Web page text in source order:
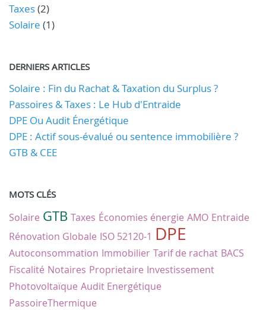
Taxes(2)
Solaire (1)
DERNIERS ARTICLES
Solaire : Fin du Rachat & Taxation du Surplus ?
Passoires & Taxes : Le Hub d'Entraide
DPE Ou Audit Énergétique
DPE : Actif sous-évalué ou sentence immobilière ?
GTB & CEE
MOTS CLÉS
Solaire GTB Taxes Économies énergie AMO Entraide
Rénovation Globale ISO 52120-1 DPE
Autoconsommation Immobilier Tarif de rachat BACS
Fiscalité Notaires Proprietaire Investissement
Photovoltaïque Audit Energétique
PassoireThermique